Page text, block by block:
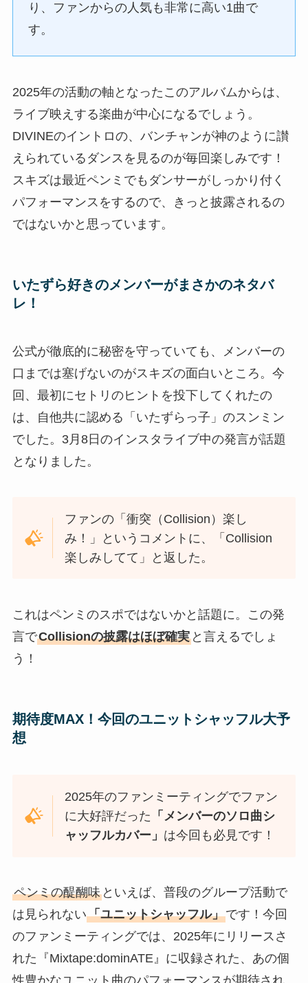
り、ファンからの人気も非常に高い1曲で
す。
2025年の活動の軸となったこのアルバムからは、
ライブ映えする楽曲が中心になるでしょう。
DIVINEのイントロの、バンチャンが神のように讃
えられているダンスを見るのが毎回楽しみです！
スキズは最近ペンミでもダンサーがしっかり付く
パフォーマンスをするので、きっと披露されるの
ではないかと思っています。
いたずら好きのメンバーがまさかのネタバ
レ！
公式が徹底的に秘密を守っていても、メンバーの
口までは塞げないのがスキズの面白いところ。今
回、最初にセトリのヒントを投下してくれたの
は、自他共に認める「いたずらっ子」のスンミン
でした。3月8日のインスタライブ中の発言が話題
となりました。
ファンの「衝突（Collision）楽し
み！」というコメントに、「Collision
楽しみしてて」と返した。
これはペンミのスポではないかと話題に。この発
言でCollisionの披露はほぼ確実と言えるでしょ
う！
期待度MAX！今回のユニットシャッフル大予
想
2025年のファンミーティングでファン
に大好評だった 「メンバーのソロ曲シ
ャッフルカバー」 は今回も必見です！
ペンミの醍醐味といえば、普段のグループ活動で
は見られない「ユニットシャッフル」です！今回
のファンミーティングでは、2025年にリリースさ
れた『Mixtape:dominATE』に収録された、あの個